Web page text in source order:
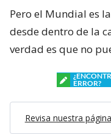
Pero el Mundial es
desde dentro de la
verdad es que no
ERROR?
Revisa nuestra